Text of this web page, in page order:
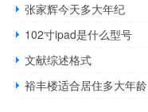
张家辉今天多大年纪
102寸ipad是什么型号
文献综述格式
裕丰楼适合居住多大年龄